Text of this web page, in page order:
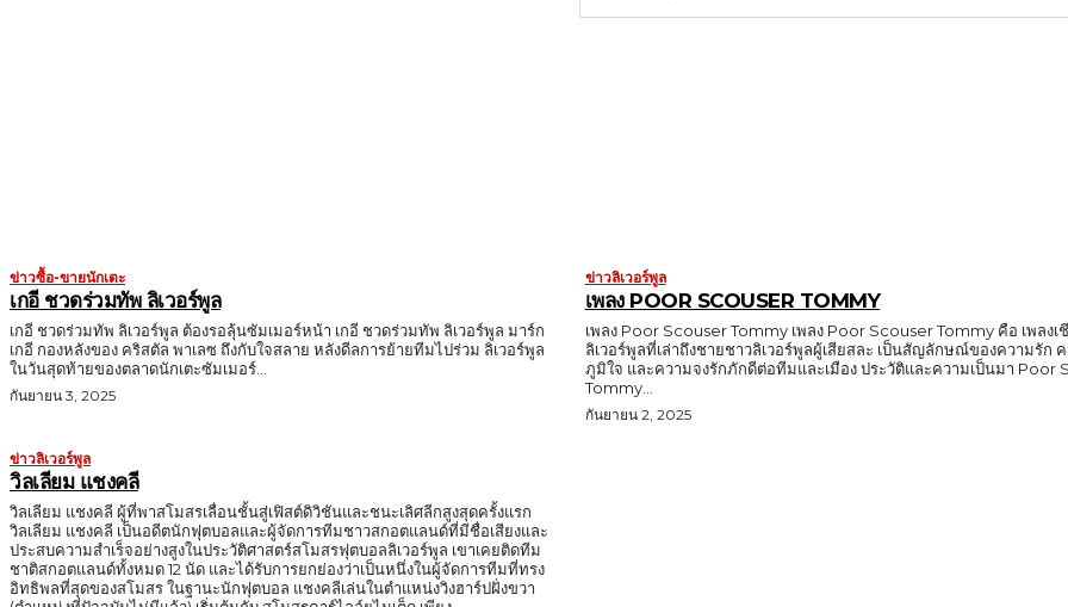
ข่าวซื้อ-ขายนักเตะ
เกอี ชวดร่วมทัพ ลิเวอร์พูล
เกอี ชวดร่วมทัพ ลิเวอร์พูล ต้องรอลุ้นซัมเมอร์หน้า เกอี ชวดร่วมทัพ ลิเวอร์พูล มาร์ก
เกอี กองหลังของ คริสตัล พาเลซ ถึงกับใจสลาย หลังดีลการย้ายทีมไปร่วม ลิเวอร์พูล
ในวันสุดท้ายของตลาดนักเตะซัมเมอร์...
กันยายน 3, 2025
ข่าวลิเวอร์พูล
เพลง POOR SCOUSER TOMMY
เพลง Poor Scouser Tommy เพลง Poor Scouser Tommy คือ เพลงเ
ลิเวอร์พูลที่เล่าถึงชายชาวลิเวอร์พูลผู้เสียสละ เป็นสัญลักษณ์ของความรัก
ภูมิใจ และความจงรักภักดีต่อทีมและเมือง ประวัติและความเป็นมา Poor
Tommy...
กันยายน 2, 2025
ข่าวลิเวอร์พูล
วิลเลียม แชงคลี
วิลเลียม แชงคลี ผู้ที่พาสโมสรเลื่อนชั้นสู่เฟิสต์ดิวิชันและชนะเลิศลีกสูงสุดครั้งแรก
วิลเลียม แชงคลี เป็นอดีตนักฟุตบอลและผู้จัดการทีมชาวสกอตแลนด์ที่มีชื่อเสียงและ
ประสบความสำเร็จอย่างสูงในประวัติศาสตร์สโมสรฟุตบอลลิเวอร์พูล เขาเคยติดทีม
ชาติสกอตแลนด์ทั้งหมด 12 นัด และได้รับการยกย่องว่าเป็นหนึ่งในผู้จัดการทีมที่ทรง
อิทธิพลที่สุดของสโมสร ในฐานะนักฟุตบอล แชงคลีเล่นในตำแหน่งวิงฮาร์ปฝั่งขวา